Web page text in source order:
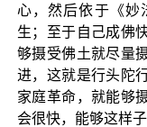
心，然后依于《妙
生；至于自己成佛
够摄受佛土就尽量
进，这就是行头陀
家庭革命，就能够
会很快，能够这样